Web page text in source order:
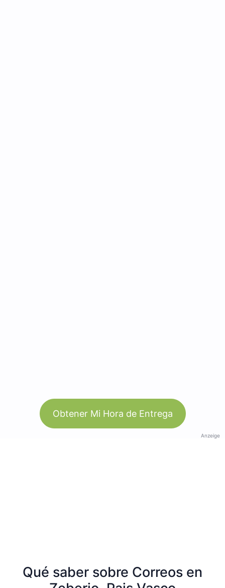
Obtener Mi Hora de Entrega
Anzeige
Qué saber sobre Correos en